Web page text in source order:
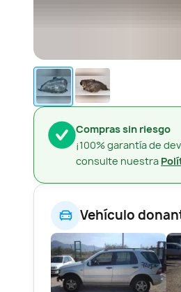
Compras sin riesgo
¡100% garantía de
consulte nuestra
Vehículo